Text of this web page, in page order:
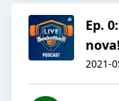
Ep.
nova!
2021-